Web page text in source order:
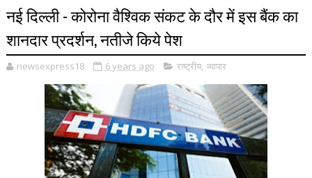
नई दिल्ली - कोरोना वैश्विक संकट के दौर में इस बैंक का
शानदार प्रदर्शन, नतीजे किये पेश
newsexpress18 6 years ago राष्ट्रीय, व्यापार